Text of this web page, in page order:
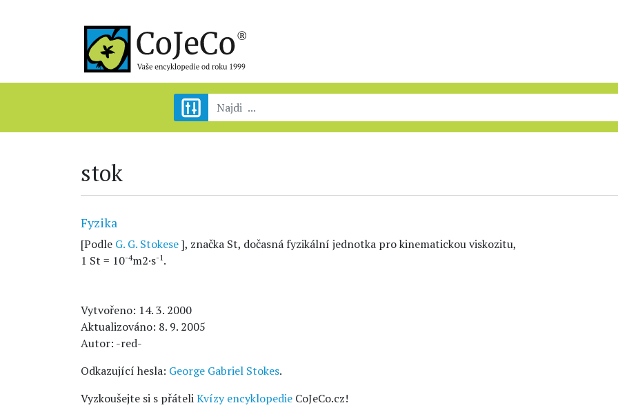
stok
Fyzika
[Podle G. G. Stokese], značka St, dočasná fyzikální jednotka pro kinematickou viskozitu,
1 St = 10-4m2·s-1.
Vytvořeno: 14. 3. 2000
Aktualizováno: 8. 9. 2005
Autor: -red-
Odkazující hesla: George Gabriel Stokes.
Vyzkoušejte si s přáteliKvízy encyklopedie CoJeCo.cz!